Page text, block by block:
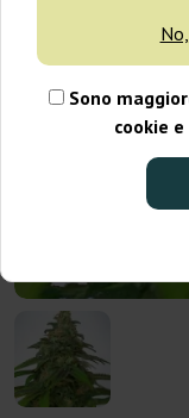
Sono
cookie